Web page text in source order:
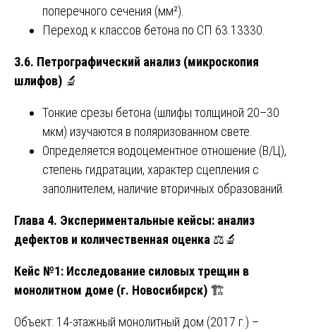
поперечного сечения (мм²).
Переход к классов бетона по СП 63.13330.
3.6. Петрографический анализ (микроскопия
шлифов) 🔬
Тонкие срезы бетона (шлифы толщиной 20–30
мкм) изучаются в поляризованном свете.
Определяется водоцементное отношение (В/Ц),
степень гидратации, характер сцепления с
заполнителем, наличие вторичных образований.
Глава 4. Экспериментальные кейсы: анализ
дефектов и количественная оценка ⚖️🔬
Кейс №1: Исследование силовых трещин в
монолитном доме (г. Новосибирск) 🏗️
Объект: 14-этажный монолитный дом (2017 г.) –